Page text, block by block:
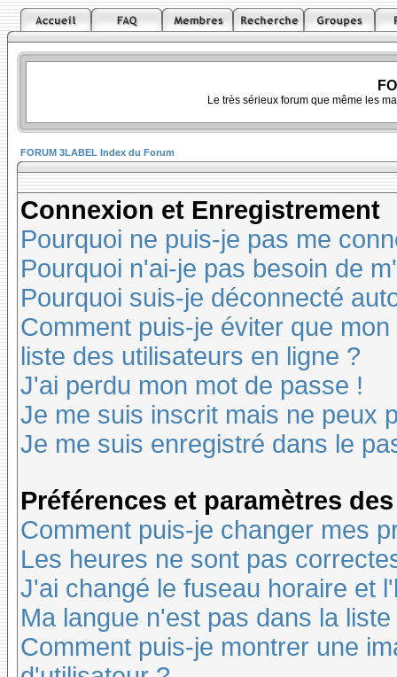
Le très sérieux forum que même les
FORUM 3LABEL Index du Forum
Connexion et Enregistrement
Pourquoi ne puis-je pas me
Pourquoi n'ai-je pas besoin de
Pourquoi suis-je déconnecté
Comment puis-je éviter que
liste des utilisateurs en ligne ?
J'ai perdu mon mot de passe !
Je me suis inscrit mais ne peux
Je me suis enregistré dans le
Préférences et paramètres
Comment puis-je changer mes
Les heures ne sont pas
J'ai changé le fuseau horaire et
Ma langue n'est pas dans la liste
Comment puis-je montrer une